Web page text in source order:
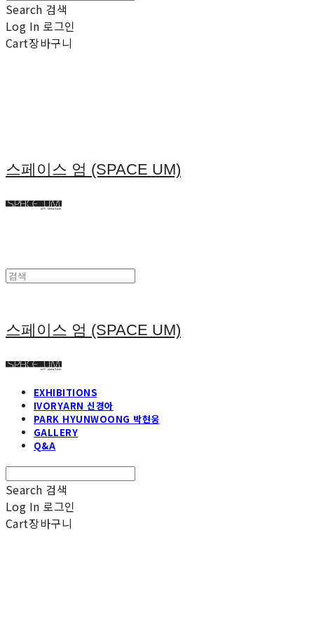
Search 검색
Log In 로그인
Cart장바구니
스페이스 엄 (SPACE UM)
스페이스 엄 (SPACE UM)
EXHIBITIONS
IVORYARN 신경아
PARK HYUNWOONG 박현웅
GALLERY
Q&A
Search 검색
Log In 로그인
Cart장바구니